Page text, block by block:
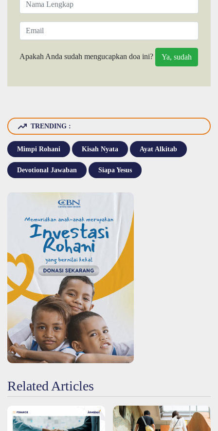
Apakah Anda sudah mengucapkan doa ini?
TRENDING :
Mimpi Rohani Kisah Nyata Ayat Alkitab
Devotional Jawaban Siapa Yesus
Related Articles